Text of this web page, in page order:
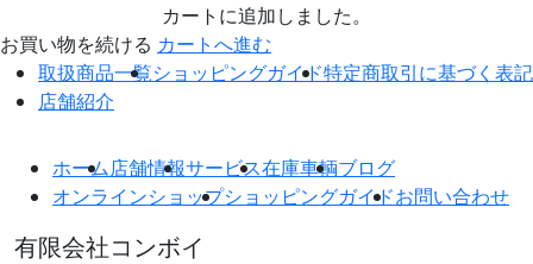
カートに追加しました。
お買い物を続ける カートへ進む
取扱商品一覧ショッピングガイド特定商取引に基づく表記
店舗紹介
ホーム店舗情報サービス在庫車輌ブログ
オンラインショップショッピングガイドお問い合わせ
有限会社コンボイ